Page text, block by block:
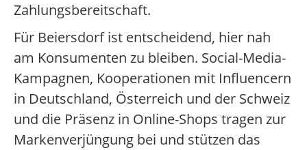
Zahlungsbereitschaft.
Für Beiersdorf ist entscheidend, hier nah
am Konsumenten zu bleiben. Social-Media-
Kampagnen, Kooperationen mit Influencern
in Deutschland, Österreich und der Schweiz
und die Präsenz in Online-Shops tragen zur
Markenverjüngung bei und stützen das